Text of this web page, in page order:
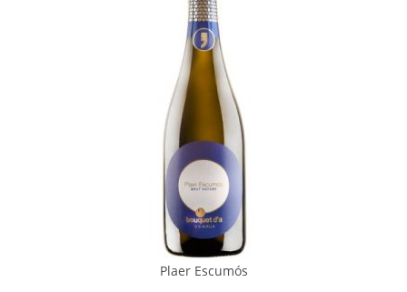
Plaer Escumós